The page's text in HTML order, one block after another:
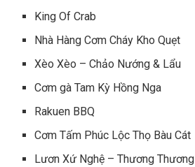
King Of Crab
Nhà Hàng Cơm Cháy Kho Quẹt
Xèo Xèo – Chảo Nướng & Lẩu
Cơm gà Tam Kỳ Hồng Nga
Rakuen BBQ
Cơm Tấm Phúc Lộc Thọ Bàu Cát
Lươn Xứ Nghệ – Thương Thương